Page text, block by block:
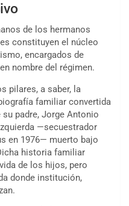
de los hermanos
constituyen el núcleo
encargados de
nombre del régimen.
pilares, a saber, la
familiar convertida
padre, Jorge Antonio
—secuestrador
en 1976— muerto bajo
historia familiar
de los hijos, pero
donde institución,